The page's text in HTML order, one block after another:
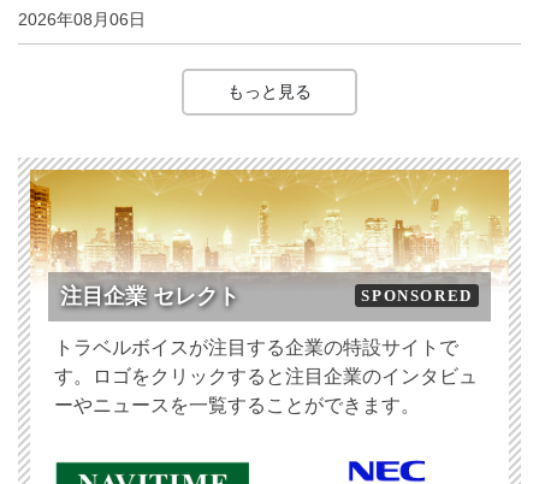
2026年08月06日
もっと見る
注目企業 セレクト SPONSORED
トラベルボイスが注目する企業の特設サイトで
す。ロゴをクリックすると注目企業のインタビュ
ーやニュースを一覧することができます。